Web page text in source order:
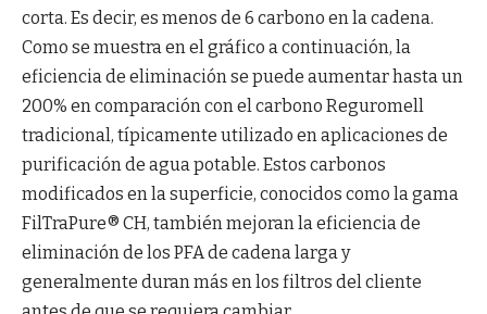
corta. Es decir, es menos de 6 carbono en la cadena.
Como se muestra en el gráfico a continuación, la
eficiencia de eliminación se puede aumentar hasta un
200% en comparación con el carbono Reguromell
tradicional, típicamente utilizado en aplicaciones de
purificación de agua potable. Estos carbonos
modificados en la superficie, conocidos como la gama
FilTraPure® CH, también mejoran la eficiencia de
eliminación de los PFA de cadena larga y
generalmente duran más en los filtros del cliente